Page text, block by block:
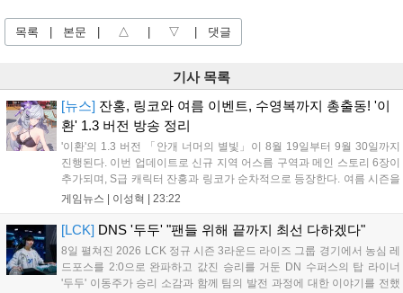
목록 본문 △ ▽ 댓글
기사 목록
[뉴스] 잔홍, 링코와 여름 이벤트, 수영복까지 총출동! '이
환' 1.3 버전 방송 정리
'이환'의 1.3 버전 「안개 너머의 별빛」이 8월 19일부터 9월 30일까지
진행된다. 이번 업데이트로 신규 지역 어스름 구역과 메인 스토리 6장이
추가되며, S급 캐릭터 잔홍과 링코가 순차적으로 등장한다. 여름 시즌을
맞아 비치발리볼, 수상 오토바이 등 다채로운 이벤트가 열리고, 캐릭터
가능한 교환 코드 3종이 제공되며, 상세 일정은 공식 채널을 통해 확인할
수 있다....
게임뉴스 | 이성혁 | 23:22
[LCK] DNS '두두' "팬들 위해 끝까지 최선 다하겠다"
8일 펼쳐진 2026 LCK 정규 시즌 3라운드 라이즈 그룹 경기에서 농심 레
드포스를 2:0으로 완파하고 값진 승리를 거둔 DN 수퍼스의 탑 라이너
'두두' 이동주가 승리 소감과 함께 팀의 발전 과정에 대한 이야기를 전했